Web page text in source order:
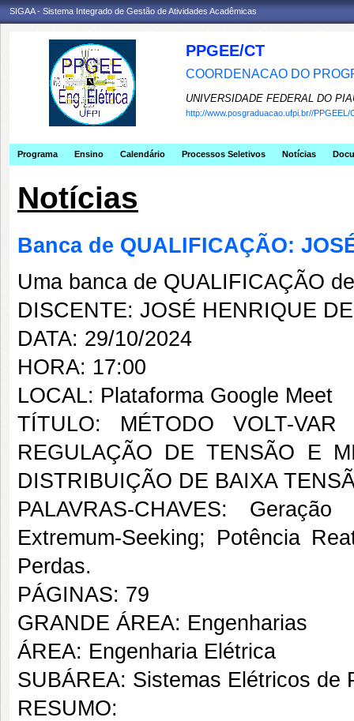
SIGAA - Sistema Integrado de Gestão de Atividades Acadêmicas
PPGEE/CT
COORDENACAO DO
UNIVERSIDADE FEDERAL DO
http://www.posgraduacao.ufpi.br//PPGEEL/
Programa Ensino Calendário Processos Seletivos Notícias
Notícias
Banca de QUALIFICAÇÃO:
Uma banca de QUALIFICAÇÃO
DISCENTE: JOSÉ HENRIQUE
DATA: 29/10/2024
HORA: 17:00
LOCAL: Plataforma Google Meet
TÍTULO: MÉTODO VOLT-VAR
REGULAÇÃO DE TENSÃO E
DISTRIBUIÇÃO DE BAIXA
PALAVRAS-CHAVES:
Extremum-Seeking; Potência
Perdas.
PÁGINAS: 79
GRANDE ÁREA: Engenharias
ÁREA: Engenharia Elétrica
SUBÁREA: Sistemas Elétricos de
RESUMO: